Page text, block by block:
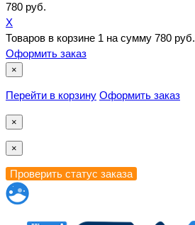
780 руб.
X
Товаров в корзине 1 на сумму 780 руб.
Оформить заказ
×
Перейти в корзину Оформить заказ
×
×